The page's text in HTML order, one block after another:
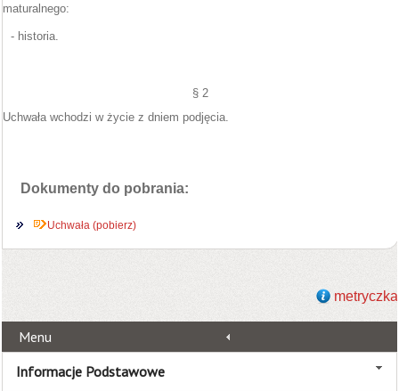
maturalnego:
- historia.
§ 2
Uchwała wchodzi w życie z dniem podjęcia.
Dokumenty do pobrania:
Uchwała (pobierz)
metryczka
Menu
Informacje Podstawowe